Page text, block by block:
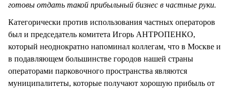
готовы отдать такой прибыльный бизнес в частные руки.
Категорически против использования частных операторов
был и председатель комитета Игорь АНТРОПЕНКО,
который неоднократно напоминал коллегам, что в Москве и
в подавляющем большинстве городов нашей страны
операторами парковочного пространства являются
муниципалитеты, которые получают хорошую прибыль от